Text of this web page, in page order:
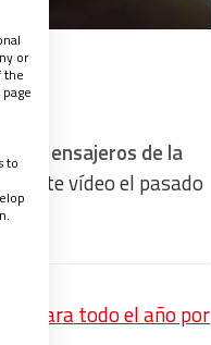
la Mensajeros de la
este vídeo el pasado
para todo el año por
or
the
to